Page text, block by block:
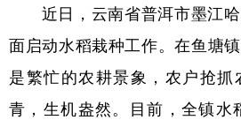
近日，云南省普洱市墨江哈
面启动水稻栽种工作。在鱼塘
是繁忙的农耕景象，农户抢
青，生机盎然。目前，全镇水